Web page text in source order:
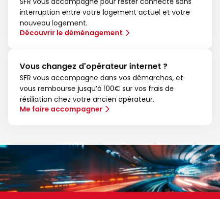
interruption entre votre logement actuel et votre
nouveau logement.
Découvrir le déménagement
Vous changez d'opérateur internet ?
SFR vous accompagne dans vos démarches, et
vous rembourse jusqu’à 100€ sur vos frais de
résiliation chez votre ancien opérateur.
Me faire accompagner